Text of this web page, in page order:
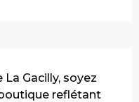
Gacilly, soyez
reflétant